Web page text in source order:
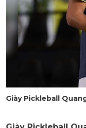
Giày Pickleball